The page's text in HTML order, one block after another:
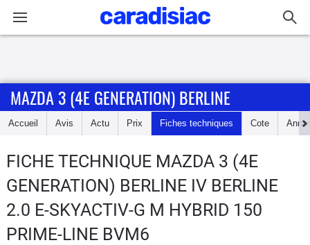
Accueil
Essais
Guide
d'achat
MAZDA 3 (4E GENERATION) BERLINE
Accueil Avis Actu Prix Fiches techniques Cote
FICHE TECHNIQUE MAZDA 3 (4E
GENERATION) BERLINE IV BERLINE
2.0 E-SKYACTIV-G M HYBRID 150
PRIME-LINE BVM6